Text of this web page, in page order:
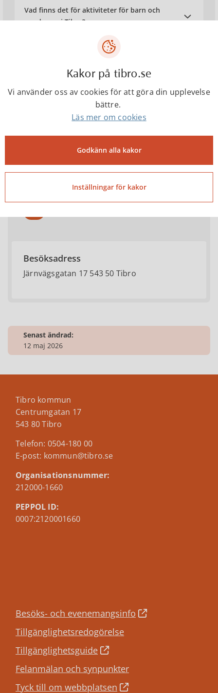
Vad finns det för aktiviteter för barn och
ungdomar i Tibro?
Kompetenscenter
Besöksadress
Järnvägsgatan 17 543 50 Tibro
Senast ändrad:
12 maj 2026
Tibro kommun
Centrumgatan 17
543 80 Tibro
Telefon: 0504-180 00
E-post: kommun@tibro.se
Organisationsnummer:
212000-1660
PEPPOL ID:
0007:2120001660
Besöks- och evenemangsinfo
Tillgänglighetsredogörelse
Tillgänglighetsguide
Felanmälan och synpunkter
Tyck till om webbplatsen
Kakor på tibro.se
Vi använder oss av cookies för att göra din upplevelse
bättre.
Läs mer om cookies
Godkänn alla kakor
Inställningar för kakor